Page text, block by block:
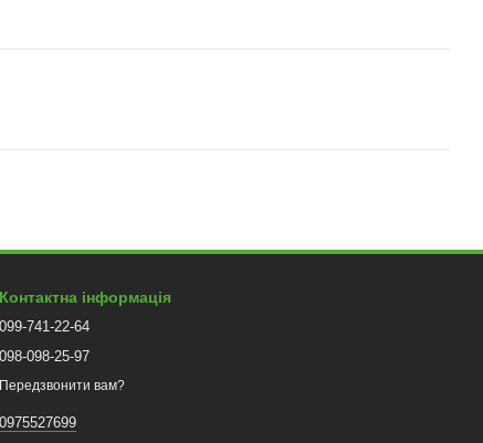
Контактна інформація
099-741-22-64
098-098-25-97
Передзвонити вам?
0975527699